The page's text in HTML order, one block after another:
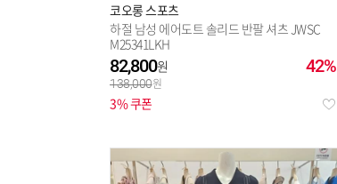
코오롱 스포츠
하절 남성 에어도트 솔리드 반팔 셔츠 JWSC
M25341LKH
42%
82,800
138,000
3% 쿠폰